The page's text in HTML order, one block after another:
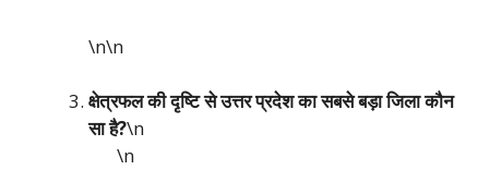
\n\n
क्षेत्रफल की दृष्टि से उत्तर प्रदेश का सबसे बड़ा जिला कौन
सा है?\n
\n